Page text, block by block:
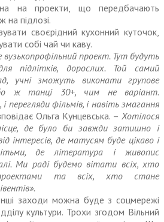
на проекти, що передбачають
на підлозі.
своєрідний кухонний куточок,
собі чай чи каву.
вузько­профільний проект. Тут будуть
підлітків, дорослих. Той самий
учні зможуть виконати групове
ж танці 30+, чим не варіант.
перегляди фільмів, і навіть змагання
Ольга Кунцевська. – Хотілося
де було би завжди затишно і
інтересів, де матусям буде цікаво і
де література і живопис
Ми раді будемо вітати всіх, хто
та всіх, хто стане
заходи можна буде з соцмережі
культури. Трохи згодом Вільний